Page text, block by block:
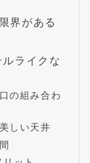
界がある
ライクな
の組み合わ
しい天井